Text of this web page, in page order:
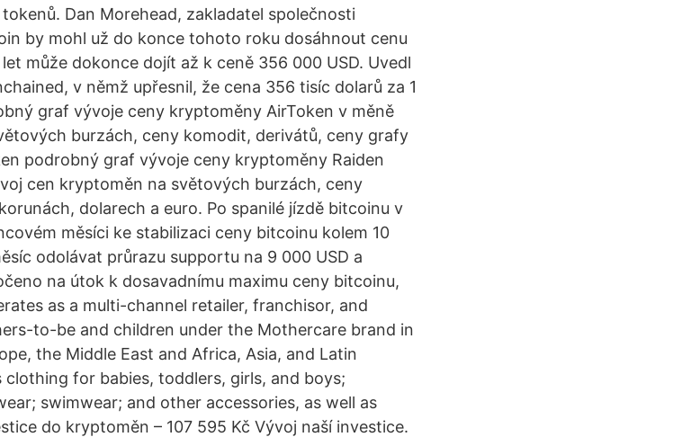
Dan Morehead, zakladatel společnosti
by mohl už do konce tohoto roku dosáhnout cenu
může dokonce dojít až k ceně 356 000 USD. Uvedl
v němž upřesnil, že cena 356 tisíc dolarů za 1
graf vývoje ceny kryptoměny AirToken v měně
burzách, ceny komodit, derivátů, ceny grafy
podrobný graf vývoje ceny kryptoměny Raiden
cen kryptoměn na světových burzách, ceny
dolarech a euro. Po spanilé jízdě bitcoinu v
měsíci ke stabilizaci ceny bitcoinu kolem 10
odolávat průrazu supportu na 9 000 USD a
na útok k dosavadnímu maximu ceny bitcoinu,
as a multi-channel retailer, franchisor, and
to-be and children under the Mothercare brand in
the Middle East and Africa, Asia, and Latin
for babies, toddlers, girls, and boys;
swimwear; and other accessories, as well as
do kryptoměn – 107 595 Kč Vývoj naší investice.